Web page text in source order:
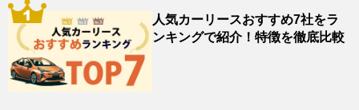
人気カーリースおすすめ7社をラ
ンキングで紹介！特徴を徹底比較